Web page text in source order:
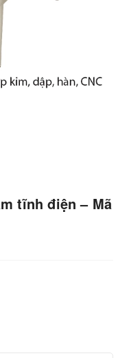
tĩnh điện – Mã